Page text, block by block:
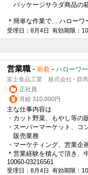
パッケージサラダ商品の
＊簡単な作業で... ハローワ
受理日：8月4日 有効期限：
営業職 - 新着 - ハローワ
富士食品工業 株式会社 - 群
正社員
月給 310,000円
主な仕事内容は
・カット野菜、もやし等の
・スーパーマーケット、コ
販売業務
・マーケティング、営業企
＊営業経験を積んで頂き、
10060-03216561
受理日：8月4日 有効期限：